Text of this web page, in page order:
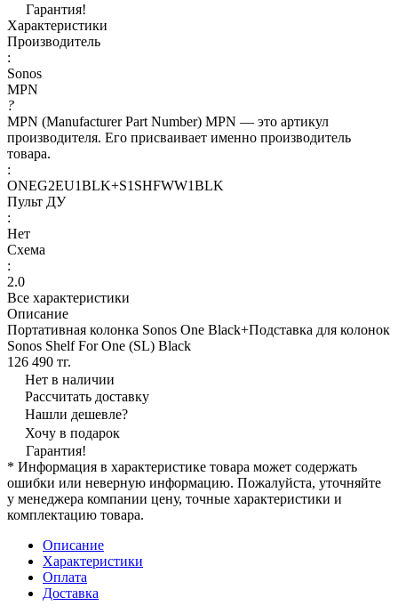
Гарантия!
Характеристики
Производитель
:
Sonos
MPN
?
MPN (Manufacturer Part Number) MPN — это артикул
производителя. Его присваивает именно производитель
товара.
:
ONEG2EU1BLK+S1SHFWW1BLK
Пульт ДУ
:
Нет
Схема
:
2.0
Все характеристики
Описание
Портативная колонка Sonos One Black+Подставка для колонок
Sonos Shelf For One (SL) Black
126 490 тг.
Нет в наличии
Рассчитать доставку
Нашли дешевле?
Хочу в подарок
Гарантия!
* Информация в характеристике товара может содержать
ошибки или неверную информацию. Пожалуйста, уточняйте
у менеджера компании цену, точные характеристики и
комплектацию товара.
Описание
Характеристики
Оплата
Доставка